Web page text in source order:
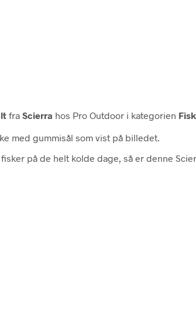
fra Scierra hos Pro Outdoor i kategorien
med gummisål som vist på billedet.
på de helt kolde dage, så er denne